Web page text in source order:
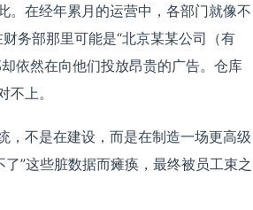
。在经年累月的运营中，各部门就像不
务部那里可能是“北京某某公司（有
依然在向他们投放昂贵的广告。仓库
上。
，不是在建设，而是在制造一场更高级
”这些脏数据而瘫痪，最终被员工束之